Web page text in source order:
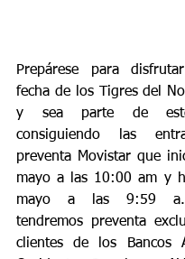
Prepárese para
fecha de los Tigres del
y sea parte de
consiguiendo las
preventa Movistar que
mayo a las 10:00 am y
mayo a las 9:59
tendremos preventa
clientes de los Bancos